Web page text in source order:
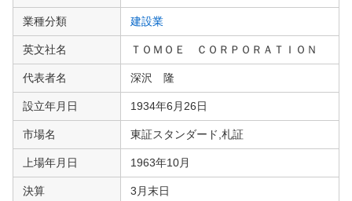
業種分類 建設業
英文社名 ＴＯＭＯＥ ＣＯＲＰＯＲＡＴＩＯＮ
代表者名 深沢 隆
設立年月日 1934年6月26日
市場名 東証スタンダード,札証
上場年月日 1963年10月
決算 3月末日